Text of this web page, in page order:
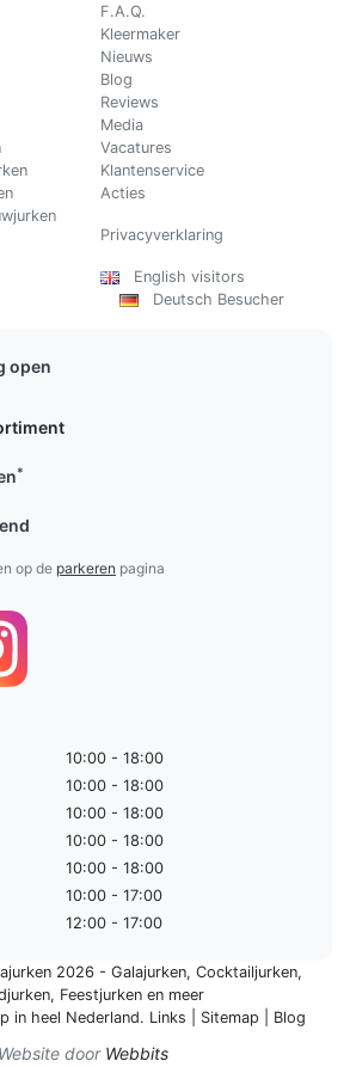
F.A.Q.
Kleermaker
Nieuws
Blog
Reviews
Media
Vacatures
Klantenservice
Acties
Privacyverklaring
English visitors
Deutsch Besucher
open
*
op de parkeren pagina
10:00 - 18:00
10:00 - 18:00
10:00 - 18:00
10:00 - 18:00
10:00 - 18:00
10:00 - 17:00
12:00 - 17:00
2026 - Galajurken, Cocktailjurken,
, Feestjurkenen meer
in heel Nederland. Links Sitemap Blog
Website door Webbits